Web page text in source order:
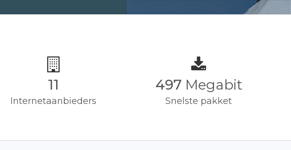
11
Internetaanbieders
500 Megabit
Snelste pakket